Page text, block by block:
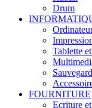
Drum
Tablette
FOURNITURE
Ecriture